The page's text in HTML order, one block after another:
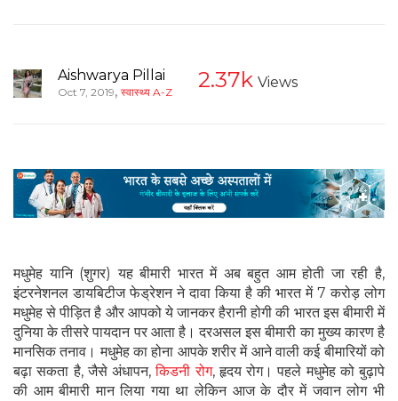
Aishwarya Pillai
Oct 7, 2019, स्वास्थ्य A-Z 2.37k Views
मधुमेह यानि (शुगर) यह बीमारी भारत में अब बहुत आम होती जा रही है,
इंटरनेशनल डायबिटीज फेड्रेशन ने दावा किया है की भारत में 7 करोड़ लोग
मधुमेह से पीड़ित है और आपको ये जानकर हैरानी होगी की भारत इस बीमारी में
दुनिया के तीसरे पायदान पर आता है। दरअसल इस बीमारी का मुख्य कारण है
मानसिक तनाव। मधुमेह का होना आपके शरीर में आने वाली कई बीमारियों को
बढ़ा सकता है, जैसे अंधापन,किडनी रोग, हृदय रोग। पहले मधुमेह को बुढ़ापे
की आम बीमारी मान लिया गया था लेकिन आज के दौर में जवान लोग भी